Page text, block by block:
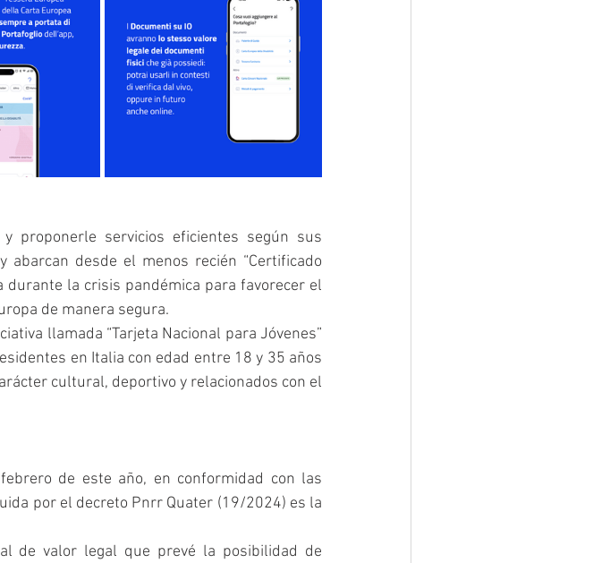
proponerle servicios eficientes según sus
abarcan desde el menos recién “Certificado
durante la crisis pandémica para favorecer el
de manera segura.
llamada “Tarjeta Nacional para Jóvenes”
en Italia con edad entre 18 y 35 años
cultural, deportivo y relacionados con el
de este año, en conformidad con las
por el decreto Pnrr Quater (19/2024) es la
de valor legal que prevé la posibilidad de